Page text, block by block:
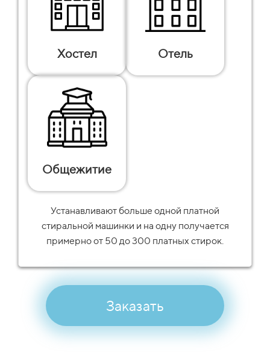
Хостел Отель
Общежитие
Устанавливают больше одной платной
стиральной машинки и на одну получается
примерно от 50 до 300 платных стирок.
Заказать